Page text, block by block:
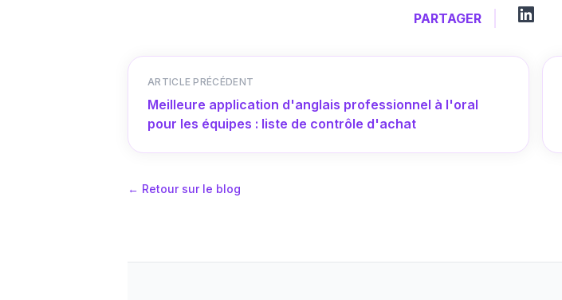
PARTAGER linkedin
ARTICLE PRÉCÉDENT
Meilleure application d'anglais professionnel à l'oral
pour les équipes : liste de contrôle d'achat
← Retour sur le blog